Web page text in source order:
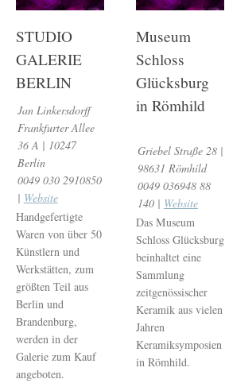
STUDIO
GALERIE
BERLIN
Jan Linkersdorff
Frankfurter Allee
36 A | 10247
Berlin
0049 030 2910850
| Website
Handgefertigte
Waren von über 50
Künstlern und
Werkstätten, zum
größten Teil aus
Berlin und
Brandenburg,
werden in der
Galerie zum Kauf
angeboten.
Museum
Schloss
Glücksburg
in Römhild
Griebel Straße 28 |
98631 Römhild
0049 036948 88
140 | Website
Das Museum
Schloss Glücksburg
beinhaltet eine
Sammlung
zeitgenössischer
Keramik aus vielen
Jahren
Keramiksymposien
in Römhild.